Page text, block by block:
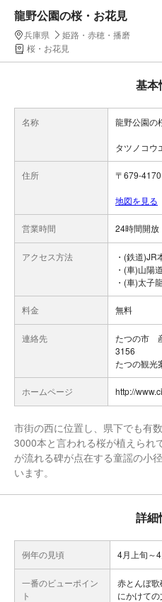
龍野公園の桜・お花見
兵庫県
姫路・赤穂・播磨
桜・お花見
基本
名称 龍野公園の
タツノコウ
住所 〒679-
地図を見る
営業時間 24時間開放
アクセス方法
・(鉄道
・(車)山陽
・(車)太子
料金 無料
連絡先
たつの市
3156
たつの観光
ホームページ http://
市街の西に位置し、県下でも有
3000本と言われる桜が植えられ
が流れる碑が点在する童謡の小
います。
詳細
例年の見頃 4月上旬～
一番のビューポイン
ト
赤とんぼ歌
にかけて